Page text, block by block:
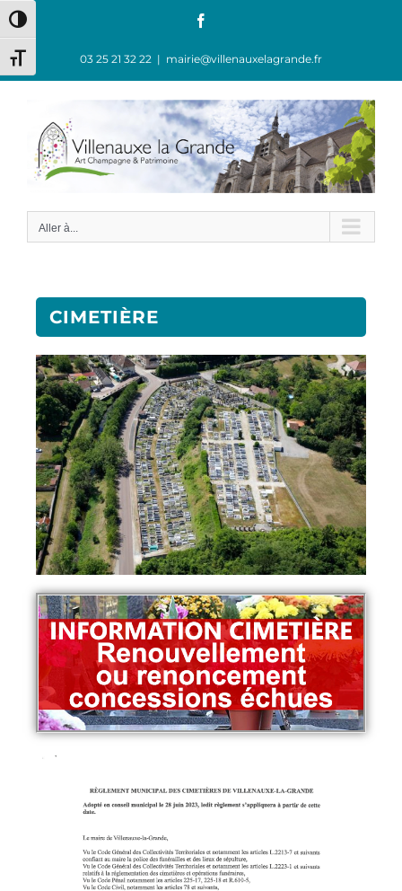
Passer en contraste élevé
Changer la taille de la police
03 25 21 32 22 | mairie@villenauxelagrande.fr
Aller à...
CIMETIÈRE